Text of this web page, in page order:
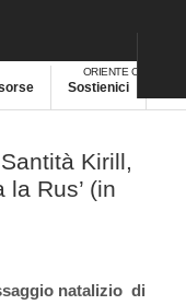
ORIENTE CRISTIANO
Sostienici
Kirill,
Rus’ (in
natalizio di